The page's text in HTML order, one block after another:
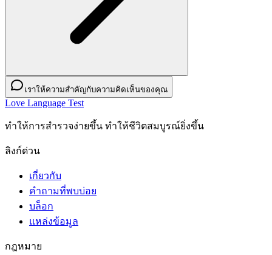
เราให้ความสำคัญกับความคิดเห็นของคุณ
Love Language Test
ทำให้การสำรวจง่ายขึ้น ทำให้ชีวิตสมบูรณ์ยิ่งขึ้น
ลิงก์ด่วน
เกี่ยวกับ
คำถามที่พบบ่อย
บล็อก
แหล่งข้อมูล
กฎหมาย